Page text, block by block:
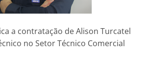
a contratação de Alison Turcatel
no Setor Técnico Comercial